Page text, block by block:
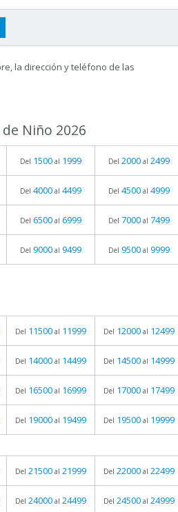
la dirección y teléfono de las
Niño 2026
Del 1500 al 1999 Del 2000 al 2499
Del 4000 al 4499 Del 4500 al 4999
Del 6500 al 6999 Del 7000 al 7499
Del 9000 al 9499 Del 9500 al 9999
Del 11500 al 11999 Del 12000 al 12499
Del 14000 al 14499 Del 14500 al 14999
Del 16500 al 16999 Del 17000 al 17499
Del 19000 al 19499 Del 19500 al 19999
Del 21500 al 21999 Del 22000 al 22499
Del 24000 al 24499 Del 24500 al 24999